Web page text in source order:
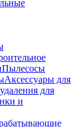
Пылесосы
Аксессуары для
для
и